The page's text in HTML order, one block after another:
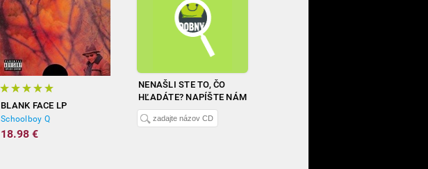
BLANK FACE LP
Schoolboy Q
18.98 €
NENAŠLI STE TO, ČO
HĽADÁTE? NAPÍŠTE NÁM